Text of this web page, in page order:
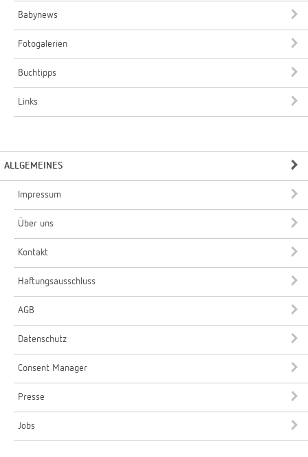
Babynews
Fotogalerien
Buchtipps
Links
ALLGEMEINES
Impressum
Über uns
Kontakt
Haftungsausschluss
AGB
Datenschutz
Consent Manager
Presse
Jobs